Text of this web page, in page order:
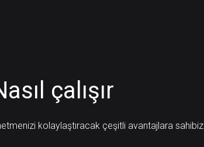
çalışır
kolaylaştıracak çeşitli avantajlara sahibiz